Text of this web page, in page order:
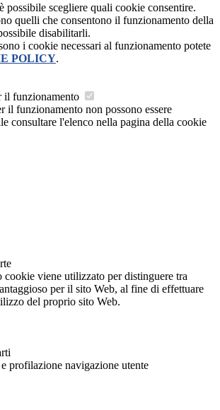
possibile scegliere quali cookie consentire.
quelli che consentono il funzionamento della
disabilitarli.
i cookie necessari al funzionamento potete
POLICY.
il funzionamento
il funzionamento non possono essere
consultare l'elenco nella pagina della cookie
cookie viene utilizzato per distinguere tra
per il sito Web, al fine di effettuare
del proprio sito Web.
profilazione navigazione utente